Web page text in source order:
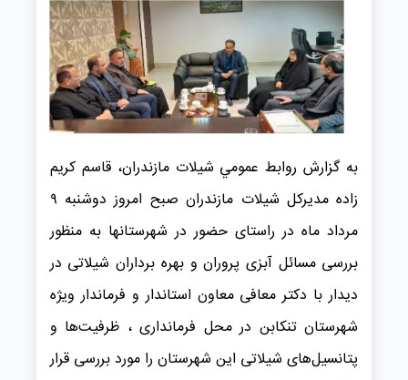
به گزارش روابط عمومي شیلات مازندران، قاسم کریم
زاده مدیرکل شیلات مازندران صبح امروز دوشنبه ۹
مرداد ماه در راستای حضور در شهرستانها به منظور
بررسی مسائل آبزی پروران و بهره برداران شیلاتی در
دیدار با دکتر معافی معاون استاندار و فرماندار ویژه
شهرستان تنکابن در محل فرمانداری ، ظرفیت‌ها و
پتانسیل‌های شیلاتی این شهرستان را مورد بررسی قرار